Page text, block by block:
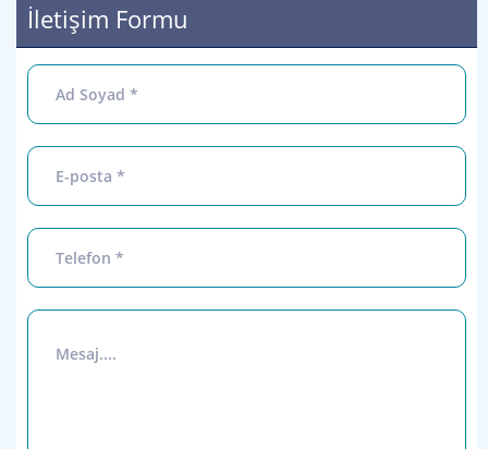
İletişim Formu